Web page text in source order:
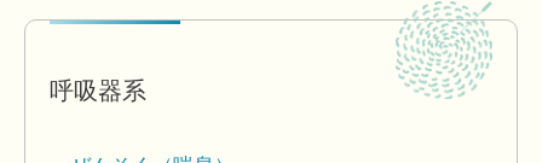
呼吸器系